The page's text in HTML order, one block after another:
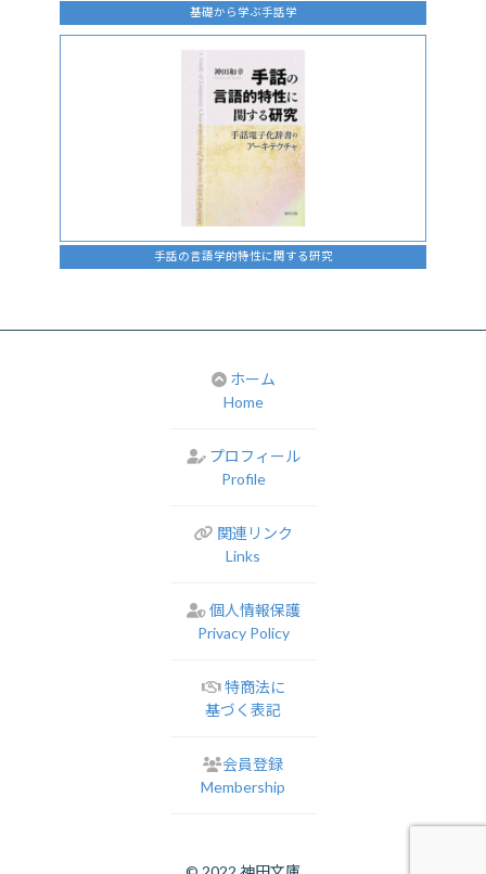
基礎から学ぶ手話学
手話の言語学的特性に関する研究
ホーム
Home
プロフィール
Profile
関連リンク
Links
個人情報保護
Privacy Policy
特商法に
基づく表記
会員登録
Membership